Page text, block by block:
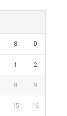
S D
1 2
8 9
15 16